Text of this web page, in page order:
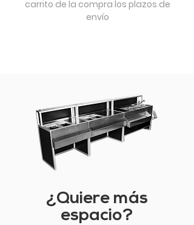
carrito de la compra los plazos de
envío
¿Quiere más
espacio?